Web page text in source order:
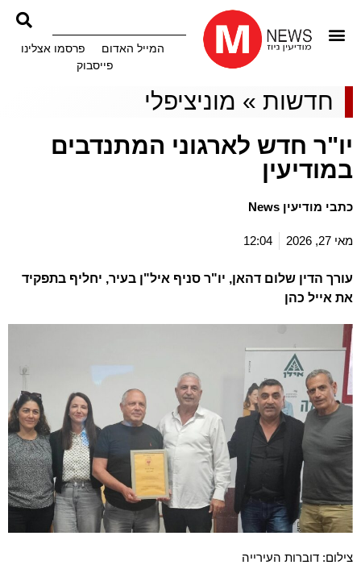
המייל האדום
פרסמו אצלינו
פייסבוק
חדשות» מוניציפלי
יו"ר חדש לארגוני המתנדבים
במודיעין
כתבי מודיעין News
מאי 27, 2026 12:04
עורך הדין שלום דהאן, יו"ר סניף איל"ן בעיר, יחליף בתפקיד
את אייל כהן
צילום: דוברות העירייה